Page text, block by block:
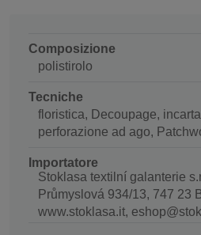
Composizione
polistirolo
Tecniche
floristica, Decoupage,
perforazione ad ago,
Importatore
Stoklasa textilní galanterie
Průmyslová 934/13, 747 23
www.stoklasa.it,